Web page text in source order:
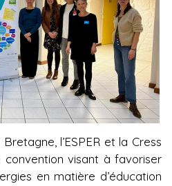
l’ESPER et la Cress
visant à favoriser
en matière d’éducation